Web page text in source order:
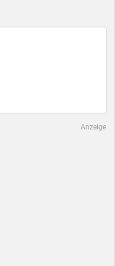
Anzeige